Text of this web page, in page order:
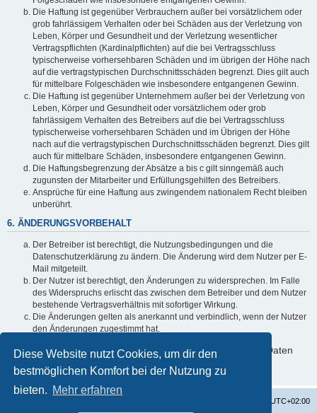
Diese Website nutzt Cookies, um dir den
bestmöglichen Komfort bei der Nutzung zu
bieten. Mehr erfahren
Die Haftung ist gegenüber Verbrauchern außer bei vorsätzlichem oder
grob fahrlässigem Verhalten oder bei Schäden aus der Verletzung von
Leben, Körper und Gesundheit und der Verletzung wesentlicher
Vertragspflichten (Kardinalpflichten) auf die bei Vertragsschluss
typischerweise vorhersehbaren Schäden und im übrigen der Höhe nach
auf die vertragstypischen Durchschnittsschäden begrenzt. Dies gilt auch
für mittelbare Folgeschäden wie insbesondere entgangenen Gewinn.
Die Haftung ist gegenüber Unternehmern außer bei der Verletzung von
Leben, Körper und Gesundheit oder vorsätzlichem oder grob
fahrlässigem Verhalten des Betreibers auf die bei Vertragsschluss
typischerweise vorhersehbaren Schäden und im Übrigen der Höhe
nach auf die vertragstypischen Durchschnittsschäden begrenzt. Dies gilt
auch für mittelbare Schäden, insbesondere entgangenen Gewinn.
Die Haftungsbegrenzung der Absätze a bis c gilt sinngemäß auch
zugunsten der Mitarbeiter und Erfüllungsgehilfen des Betreibers.
Ansprüche für eine Haftung aus zwingendem nationalem Recht bleiben
unberührt.
6. ÄNDERUNGSVORBEHALT
Der Betreiber ist berechtigt, die Nutzungsbedingungen und die
Datenschutzerklärung zu ändern. Die Änderung wird dem Nutzer per E-
Mail mitgeteilt.
Der Nutzer ist berechtigt, den Änderungen zu widersprechen. Im Falle
des Widerspruchs erlischt das zwischen dem Betreiber und dem Nutzer
bestehende Vertragsverhältnis mit sofortiger Wirkung.
Die Änderungen gelten als anerkannt und verbindlich, wenn der Nutzer
den Änderungen zugestimmt hat.
Informationen über den Umgang mit deinen persönlichen Daten
sind in der Datenschutzerklärung enthalten.
UTC+02:00